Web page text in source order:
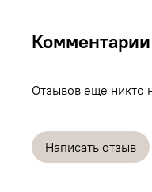
Комментарии
Отзывов еще никто
Написать отзыв